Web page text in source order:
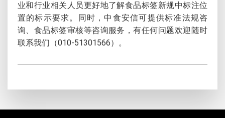
业和行业相关人员更好地了解食品标签新规中标注位
置的标示要求。同时，中食安信可提供标准法规咨
询、食品标签审核等咨询服务，有任何问题欢迎随时
联系我们（010-51301566）。